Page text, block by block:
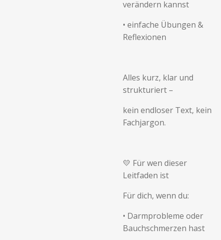
verändern kannst
• einfache Übungen &
Reflexionen
Alles kurz, klar und
strukturiert –
kein endloser Text, kein
Fachjargon.
💛 Für wen dieser
Leitfaden ist
Für dich, wenn du:
• Darmprobleme oder
Bauchschmerzen hast